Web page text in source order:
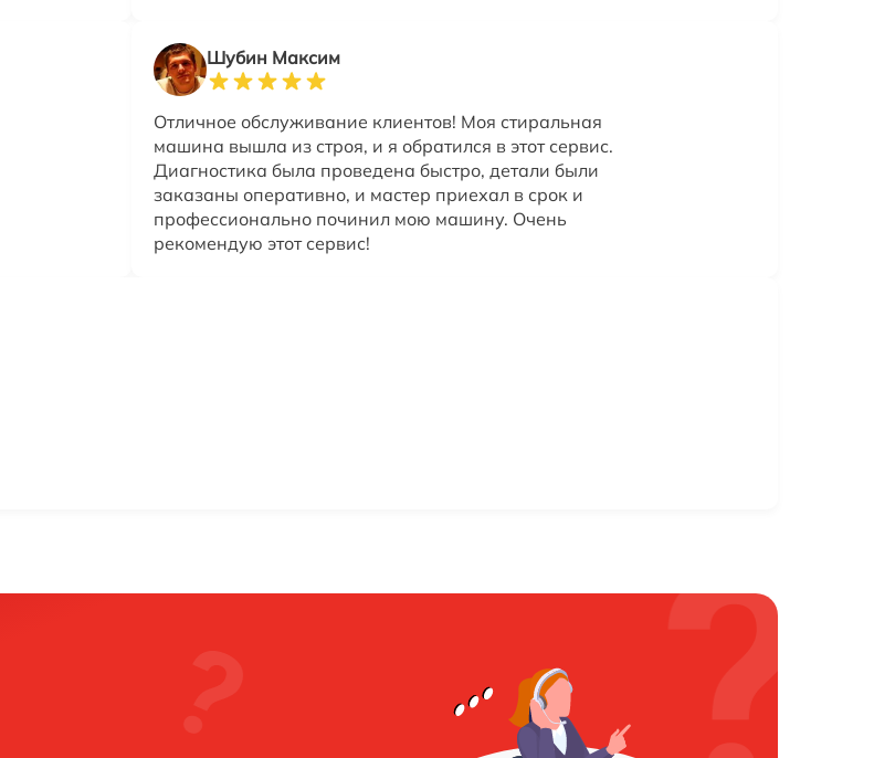
Шубин Максим
Отличное обслуживание клиентов! Моя стиральная
машина вышла из строя, и я обратился в этот сервис.
Диагностика была проведена быстро, детали были
заказаны оперативно, и мастер приехал в срок и
профессионально починил мою машину. Очень
рекомендую этот сервис!